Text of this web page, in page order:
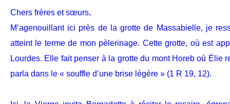
Chers frères et sœurs,
M’agenouillant ici près de la grotte de Massabielle, je
atteint le terme de mon pèlerinage. Cette grotte, où est
Lourdes. Elle fait penser à la grotte du mont Horeb où Élie
parla dans le « souffle d’une brise légère » (1 R 19, 12).